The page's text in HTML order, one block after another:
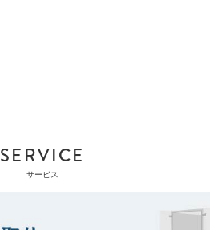
SERVICE
サービス